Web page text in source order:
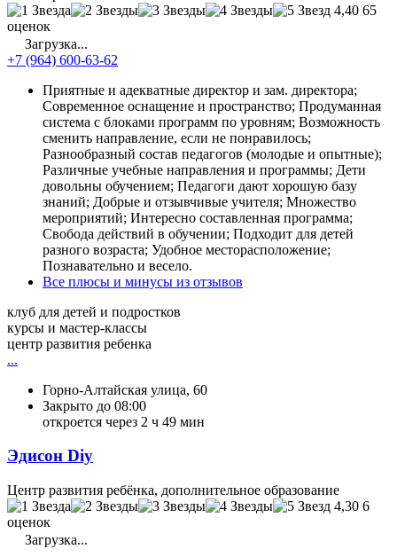
4,40 65
оценок
Загрузка...
+7 (964) 600-63-62
Приятные и адекватные директор и зам. директора;
Современное оснащение и пространство; Продуманная
система с блоками программ по уровням; Возможность
сменить направление, если не понравилось;
Разнообразный состав педагогов (молодые и опытные);
Различные учебные направления и программы; Дети
довольны обучением; Педагоги дают хорошую базу
знаний; Добрые и отзывчивые учителя; Множество
мероприятий; Интересно составленная программа;
Свобода действий в обучении; Подходит для детей
разного возраста; Удобное месторасположение;
Познавательно и весело.
Все плюсы и минусы из отзывов
клуб для детей и подростков
курсы и мастер-классы
центр развития ребенка
...
Горно-Алтайская улица, 60
Закрыто до 08:00
откроется через 2 ч 49 мин
Эдисон Diy
Центр развития ребёнка, дополнительное образование
4,30 6
оценок
Загрузка...